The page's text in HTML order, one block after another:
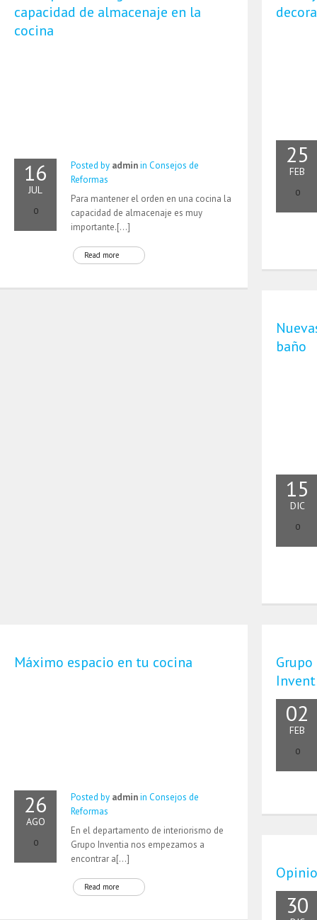
capacidad de almacenaje en la
cocina
16
JUL
0
Posted by adminin Consejos de
Reformas
Para mantener el orden en una cocina la
capacidad de almacenaje es muy
importante.[…]
Read more
25
FEB
0
baño
15
DIC
0
Máximo espacio en tu cocina
26
AGO
0
Posted by adminin Consejos de
Reformas
En el departamento de interiorismo de
Grupo Inventia nos empezamos a
encontrar a[…]
Read more
02
FEB
0
30